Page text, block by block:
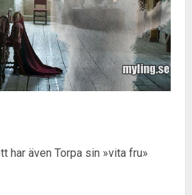
har även Torpa sin »vita fru»